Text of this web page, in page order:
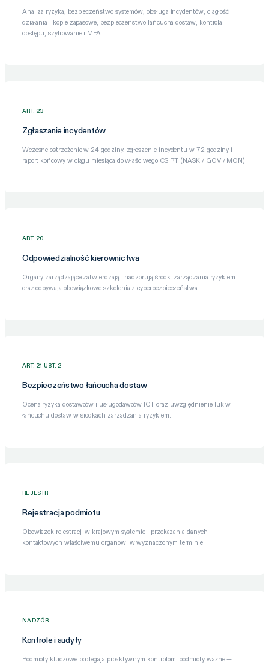
Analiza ryzyka, bezpieczeństwo systemów, obsługa incydentów, ciągłość
działania i kopie zapasowe, bezpieczeństwo łańcucha dostaw, kontrola
dostępu, szyfrowanie i MFA.
ART. 23
Zgłaszanie incydentów
Wczesne ostrzeżenie w 24 godziny, zgłoszenie incydentu w 72 godziny i
raport końcowy w ciągu miesiąca do właściwego CSIRT (NASK / GOV / MON).
ART. 20
Odpowiedzialność kierownictwa
Organy zarządzające zatwierdzają i nadzorują środki zarządzania ryzykiem
oraz odbywają obowiązkowe szkolenia z cyberbezpieczeństwa.
ART. 21 UST. 2
Bezpieczeństwo łańcucha dostaw
Ocena ryzyka dostawców i usługodawców ICT oraz uwzględnienie luk w
łańcuchu dostaw w środkach zarządzania ryzykiem.
REJESTR
Rejestracja podmiotu
Obowiązek rejestracji w krajowym systemie i przekazania danych
kontaktowych właściwemu organowi w wyznaczonym terminie.
NADZÓR
Kontrole i audyty
Podmioty kluczowe podlegają proaktywnym kontrolom; podmioty ważne —